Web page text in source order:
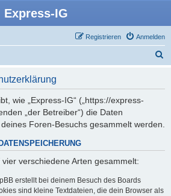
Express-IG
Anmelden
Registrieren
wie „Express-IG“ („https://express-
„der Betreiber“) die Daten
Foren-Besuchs gesammelt werden.
verschiedene Arten gesammelt:
erstellt bei deinem Besuch des Boards
sind kleine Textdateien, die dein Browser als